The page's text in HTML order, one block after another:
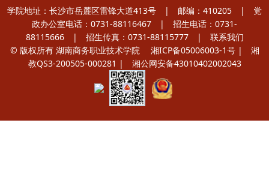
学院地址：长沙市岳麓区雷锋大道413号 | 邮编：410205 | 党
政办公室电话：0731-88116467 | 招生电话：0731-
88115666 | 招生传真：0731-88115777 | 联系我们
© 版权所有 湖南商务职业技术学院
湘ICP备05006003-1号 | 湘
教QS3-200505-000281 | 湘公网安备43010402002043